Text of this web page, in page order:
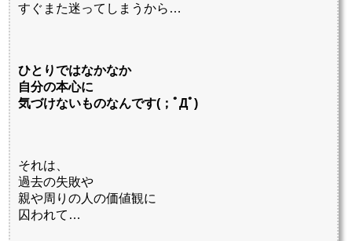
すぐまた迷ってしまうから…
ひとりではなかなか
自分の本心に
気づけないものなんです(；ﾟДﾟ)
それは、
過去の失敗や
親や周りの人の価値観に
囚われて…